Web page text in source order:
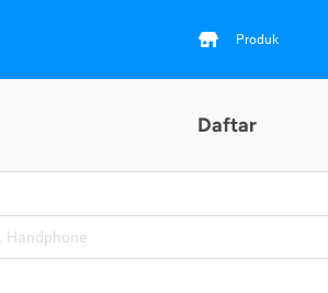
Produk
Daftar